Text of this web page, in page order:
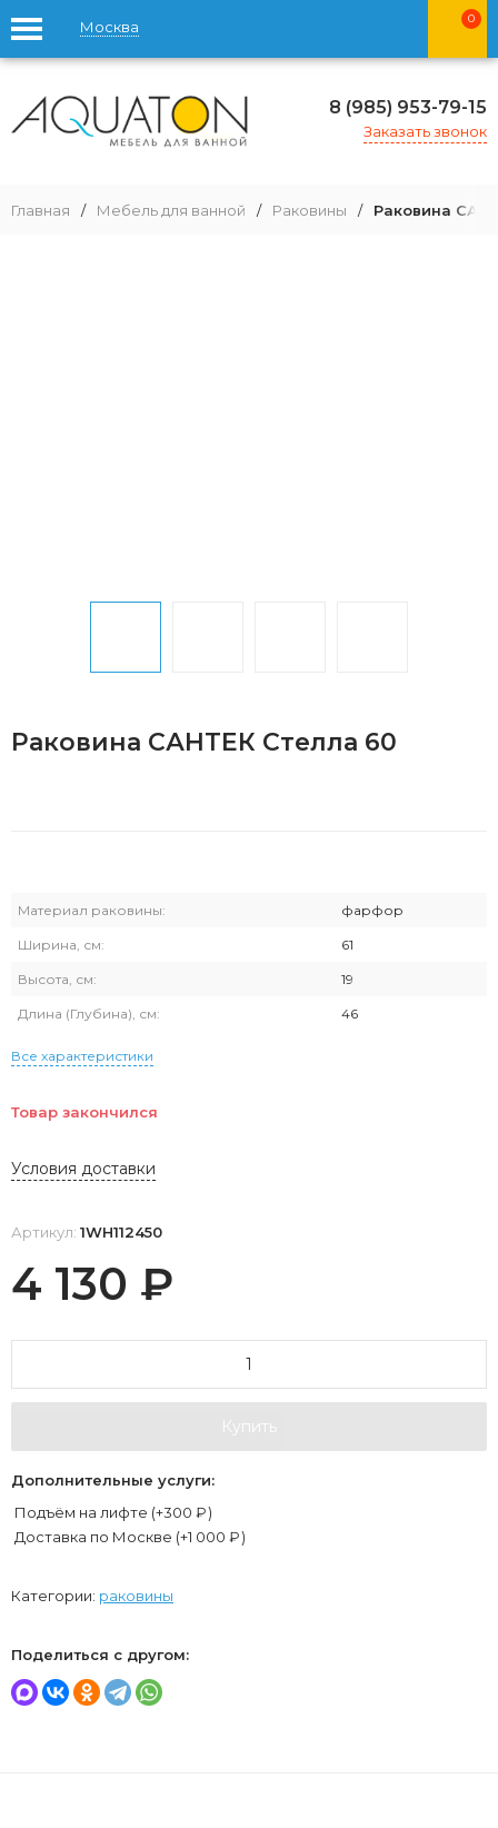
Москва 0
8 (985) 953-79-15
Заказать звонок
Главная / Мебель для ванной / Раковины / Раковина
Раковина САНТЕК Стелла 60
Материал раковины: фарфор
Ширина, см: 61
Высота, см: 19
Длина (Глубина), см: 46
Все характеристики
Товар закончился
Условия доставки
Артикул: 1WH112450
4 130 ₽
Купить
Дополнительные услуги:
Подъём на лифте (+300 ₽)
Доставка по Москве (+1 000 ₽)
Категории: раковины
Поделиться с другом: